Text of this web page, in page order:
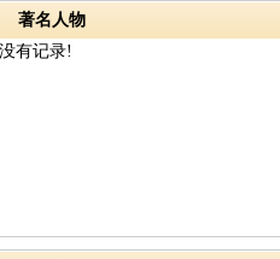
著名人物
没有记录!